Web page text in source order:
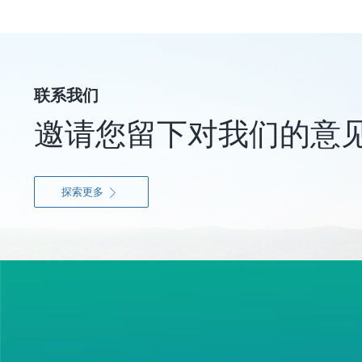
联系我们
邀请您留下对我们的意
探索更多 